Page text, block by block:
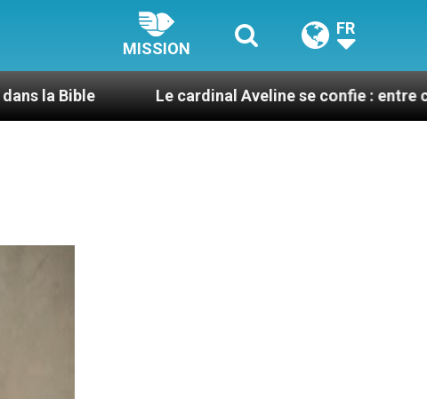
MISSION
FR
Le cardinal Aveline se confie : entre